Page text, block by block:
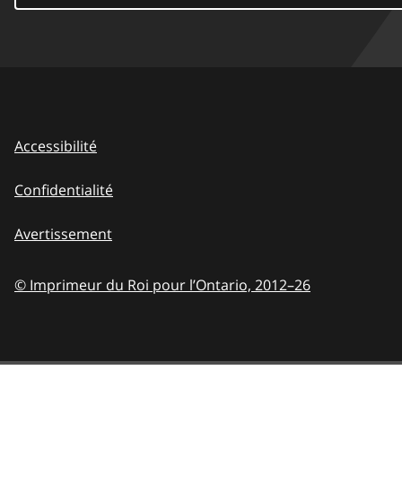
Accessibilité
Confidentialité
Avertissement
© Imprimeur du Roi pour l’Ontario, 2012–26